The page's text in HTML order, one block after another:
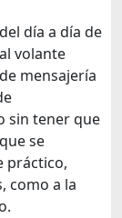
día a día de
volante
mensajería
sin tener que
se
práctico,
como a la